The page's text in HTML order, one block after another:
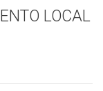
LOCAL